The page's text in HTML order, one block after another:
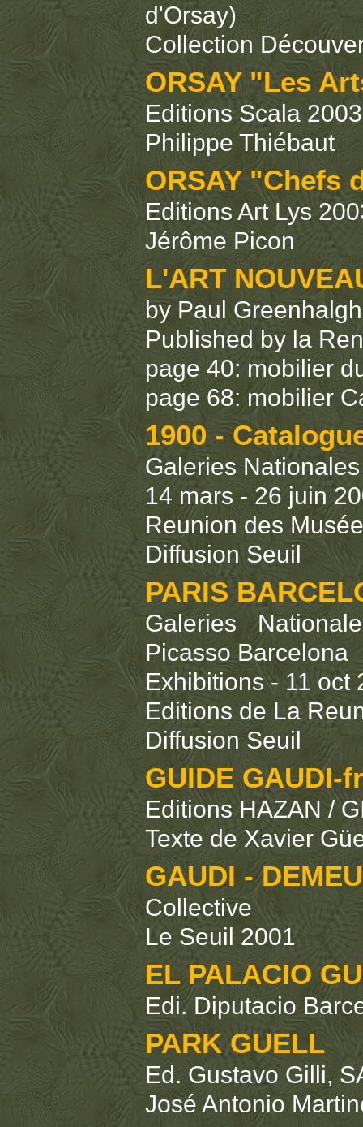
d'Orsay)
Collection
ORSAY "Les
Editions Scala 2003
Philippe Thiébaut
ORSAY "Chefs
Editions Art Lys
Jérôme Picon
L'ART
by Paul Greenhalgh
Published by la
page 40: mobilier
page 68: mobilier
1900 -
Galeries
14 mars - 26 juin
Reunion des
Diffusion Seuil
PARIS
Galeries
Picasso Barcelona
Exhibitions - 11 oct
Editions de La
Diffusion Seuil
GUIDE GAUDI-
Editions HAZAN /
Texte de Xavier
GAUDI -
Collective
Le Seuil 2001
EL PALACIO
Edi. Diputacio
PARK GUELL
Ed. Gustavo Gilli,
José Antonio